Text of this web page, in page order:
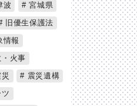
波
宮城県
旧優生保護法
報
火事
震災遺構